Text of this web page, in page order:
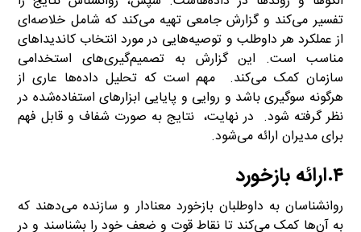
تفسیر می‌کند و گزارش جامعی تهیه می‌کند که شامل خلاصه‌ای
از عملکرد هر داوطلب و توصیه‌هایی در مورد انتخاب کاندیداهای
مناسب است. این گزارش به تصمیم‌گیری‌های استخدامی
سازمان کمک می‌کند. مهم است که تحلیل داده‌ها عاری از
هرگونه سوگیری باشد و روایی و پایایی ابزارهای استفاده‌شده در
نظر گرفته شود. در نهایت، نتایج به صورت شفاف و قابل فهم
برای مدیران ارائه می‌شود.
۴.ارائه بازخورد
روانشناسان به داوطلبان بازخورد معنادار و سازنده می‌دهند که
به آن‌ها کمک می‌کند تا نقاط قوت و ضعف خود را بشناسند و در